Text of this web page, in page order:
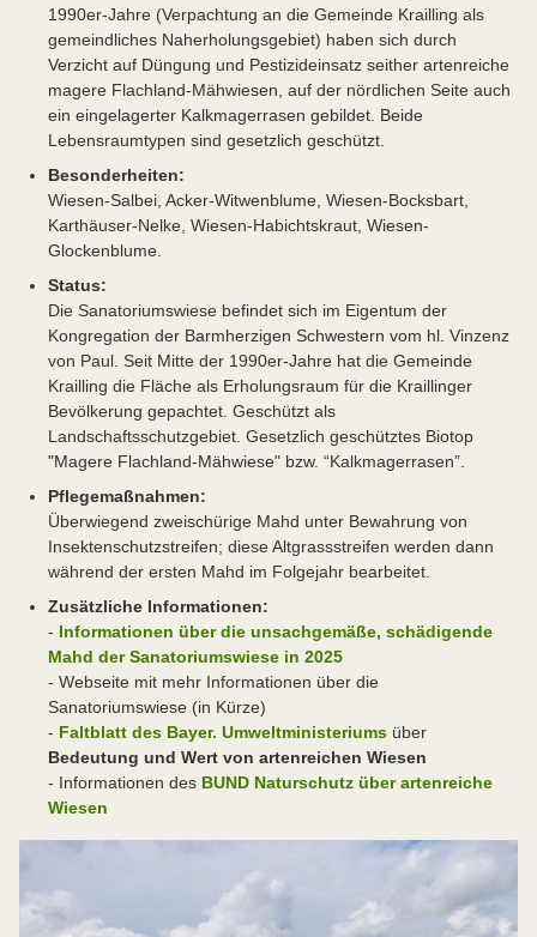
1990er-Jahre (Verpachtung an die Gemeinde Krailling als
gemeindliches Naherholungsgebiet) haben sich durch
Verzicht auf Düngung und Pestizideinsatz seither artenreiche
magere Flachland-Mähwiesen, auf der nördlichen Seite auch
ein eingelagerter Kalkmagerrasen gebildet. Beide
Lebensraumtypen sind gesetzlich geschützt.
Besonderheiten:
Wiesen-Salbei, Acker-Witwenblume, Wiesen-Bocksbart,
Karthäuser-Nelke, Wiesen-Habichtskraut, Wiesen-
Glockenblume.
Status:
Die Sanatoriumswiese befindet sich im Eigentum der
Kongregation der Barmherzigen Schwestern vom hl. Vinzenz
von Paul. Seit Mitte der 1990er-Jahre hat die Gemeinde
Krailling die Fläche als Erholungsraum für die Kraillinger
Bevölkerung gepachtet. Geschützt als
Landschaftsschutzgebiet. Gesetzlich geschütztes Biotop
"Magere Flachland-Mähwiese" bzw. “Kalkmagerrasen”.
Pflegemaßnahmen:
Überwiegend zweischürige Mahd unter Bewahrung von
Insektenschutzstreifen; diese Altgrassstreifen werden dann
während der ersten Mahd im Folgejahr bearbeitet.
Zusätzliche Informationen:
- Informationen über die unsachgemäße, schädigende
Mahd der Sanatoriumswiese in 2025
- Webseite mit mehr Informationen über die
Sanatoriumswiese (in Kürze)
- Faltblatt des Bayer. Umweltministeriums über
Bedeutung und Wert von artenreichen Wiesen
- Informationen des BUND Naturschutz über artenreiche
Wiesen